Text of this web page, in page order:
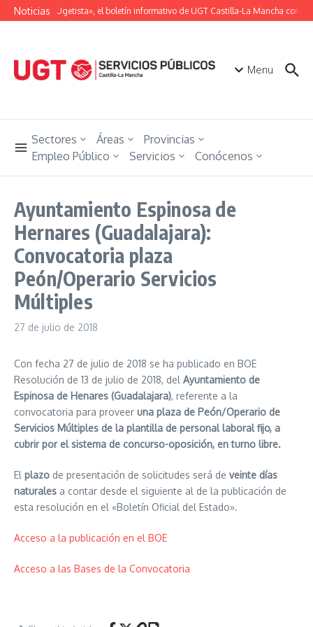
Saltar al contenido
Noticias
«Unión Ugetista», el boletín informativo de UGT Castilla-La Mancha con
Menu
Sectores Áreas
Provincias
Empleo Público
Servicios Conócenos
Ayuntamiento Espinosa de
Hernares (Guadalajara):
Convocatoria plaza
Peón/Operario Servicios
Múltiples
27 de julio de 2018
Con fecha 27 de julio de 2018 se ha publicado en BOE
Resolución de 13 de julio de 2018, del Ayuntamiento de
Espinosa de Henares (Guadalajara), referente a la
convocatoria para proveer una plaza de Peón/Operario de
Servicios Múltiples de la plantilla de personal laboral fijo, a
cubrir por el sistema de concurso-oposición, en turno libre.
El plazo de presentación de solicitudes será de veinte días
naturales a contar desde el siguiente al de la publicación de
esta resolución en el «Boletín Oficial del Estado».
Acceso a la publicación en el BOE
Acceso a las Bases de la Convocatoria